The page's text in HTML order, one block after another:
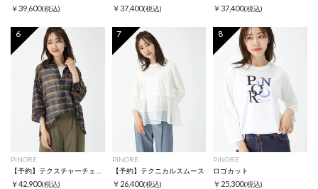
￥39,600(税込) ￥37,400(税込) ￥37,400(税込)
6
PINORE
￥42,900(税込)
7
PINORE
【予約】テクニカルスムース
￥26,400(税込)
8
PINORE
ロゴカット
￥25,300(税込)